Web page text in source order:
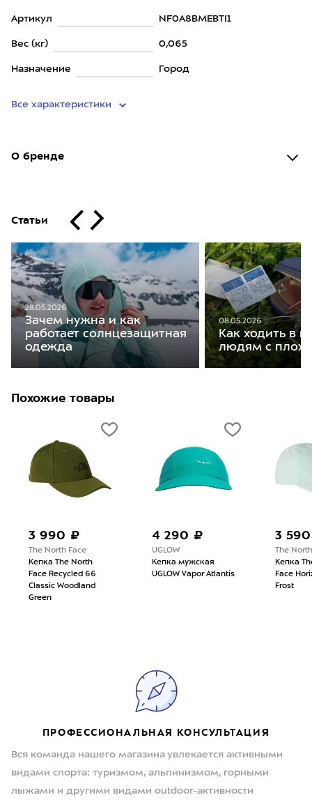
Артикул NF0A8BMEBTI1
Вес (кг) 0,065
Назначение Город
Все характеристики
О бренде
Статьи
28.05.2026
Зачем нужна и как
работает солнцезащитная
одежда
08.05.2026
Как ходить в
людям с
Похожие товары
3 990 ₽
The North Face
Кепка The North
Face Recycled 66
Classic Woodland
Green
4 290 ₽
UGLOW
Кепка мужская
UGLOW Vapor Atlantis
3
The
Кепка
Face
Frost
ПРОФЕССИОНАЛЬНАЯ КОНСУЛЬТАЦИЯ
Вся команда нашего магазина увлекается активными
видами спорта: туризмом, альпинизмом, горными
лыжами и другими видами outdoor-активности